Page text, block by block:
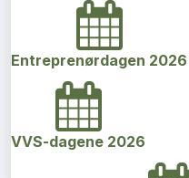
Entreprenørdagen 2026
VVS-dagene 2026